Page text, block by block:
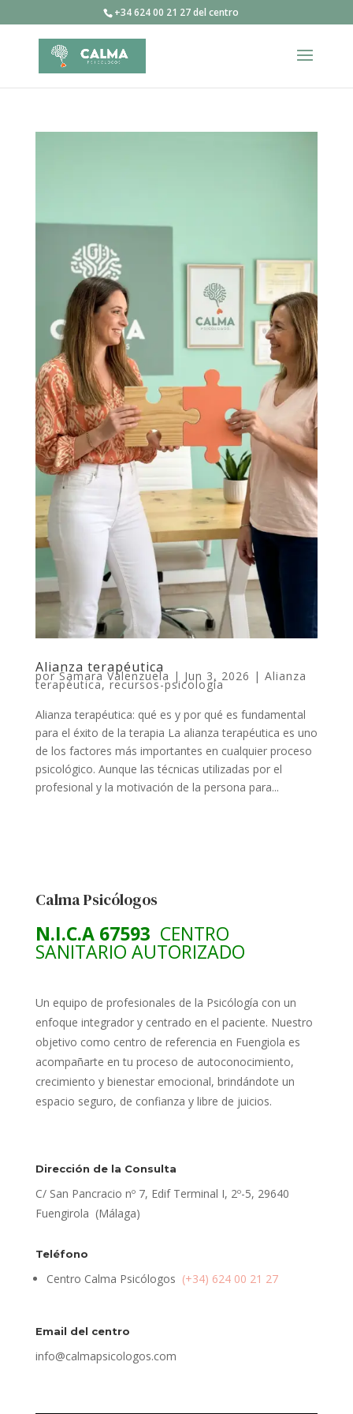
+34 624 00 21 27 del centro
Alianza terapéutica
porSamara Valenzuela | Jun 3, 2026 | Alianza
terapéutica, recursos-psicología
Alianza terapéutica: qué es y por qué es fundamental
para el éxito de la terapia La alianza terapéutica es uno
de los factores más importantes en cualquier proceso
psicológico. Aunque las técnicas utilizadas por el
profesional y la motivación de la persona para...
Calma Psicólogos
N.I.C.A 67593 CENTRO
SANITARIO AUTORIZADO
Un equipo de profesionales de la Psicólogía con un
enfoque integrador y centrado en el paciente. Nuestro
objetivo como centro de referencia en Fuengiola es
acompañarte en tu proceso de autoconocimiento,
crecimiento y bienestar emocional, brindándote un
espacio seguro, de confianza y libre de juicios.
Dirección de la Consulta
C/ San Pancracio nº 7, Edif Terminal I, 2º-5, 29640
Fuengirola (Málaga)
Teléfono
Centro Calma Psicólogos (+34) 624 00 21 27
Email del centro
info@calmapsicologos.com